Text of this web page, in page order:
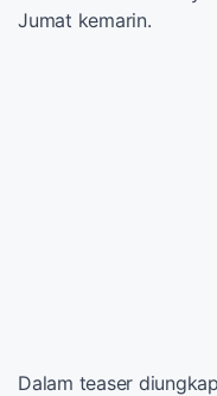
Jumat kemarin.
Dalam teaser